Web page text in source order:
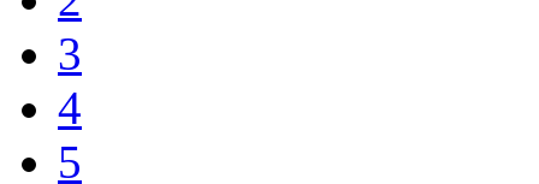
3
4
5